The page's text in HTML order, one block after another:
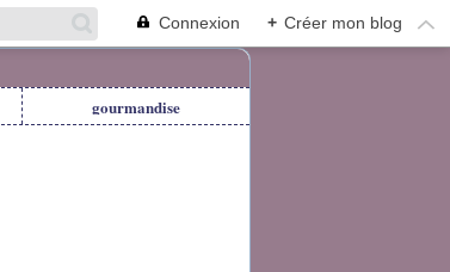
Connexion + Créer mon blog
gourmandise